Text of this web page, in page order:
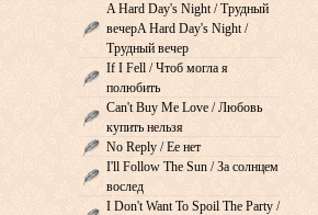
A Hard Day's Night / Трудный
вечерA Hard Day's Night /
Трудный вечер
If I Fell / Чтоб могла я
полюбить
Can't Buy Me Love / Любовь
купить нельзя
No Reply / Ее нет
I'll Follow The Sun / За солнцем
вослед
I Don't Want To Spoil The Party /